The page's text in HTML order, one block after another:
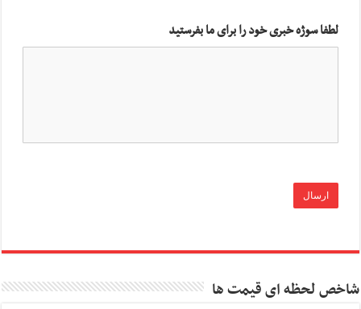
لطفا سوژه خبری خود را برای ما بفرستید
شاخص لحظه ای قیمت ها